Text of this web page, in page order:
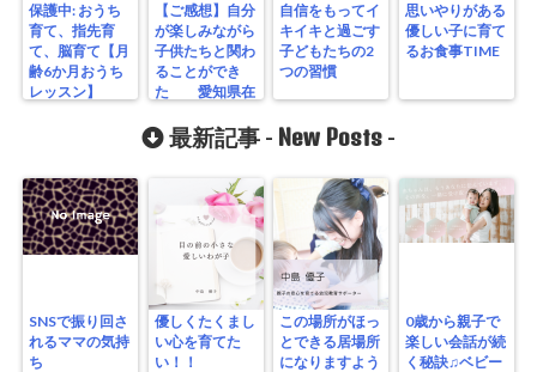
保護中: おうち
育て、指先育
て、脳育て【月
齢6か月おうち
レッスン】
【ご感想】自分
が楽しみながら
子供たちと関わ
ることができ
た 愛知県在
自信をもってイ
キイキと過ごす
子どもたちの2
つの習慣
思いやりがある
優しい子に育て
るお食事TIME
最新記事 - New Posts -
SNSで振り回さ
れるママの気持
ち
優しくたくまし
い心を育てた
い！！
この場所がほっ
とできる居場所
になりますよう
0歳から親子で
楽しい会話が続
く秘訣♫ベビー